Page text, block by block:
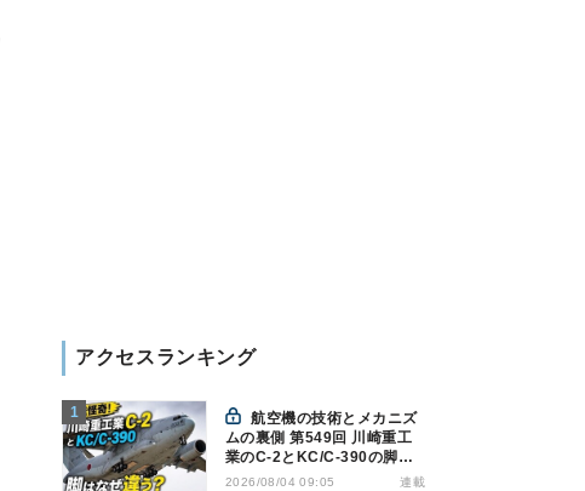
アクセスランキング
航空機の技術とメカニズ
ムの裏側 第549回 川崎重工
業のC-2とKC/C-390の脚は
なぜ違う? - 降着装置は複雑
2026/08/04 09:05 連載